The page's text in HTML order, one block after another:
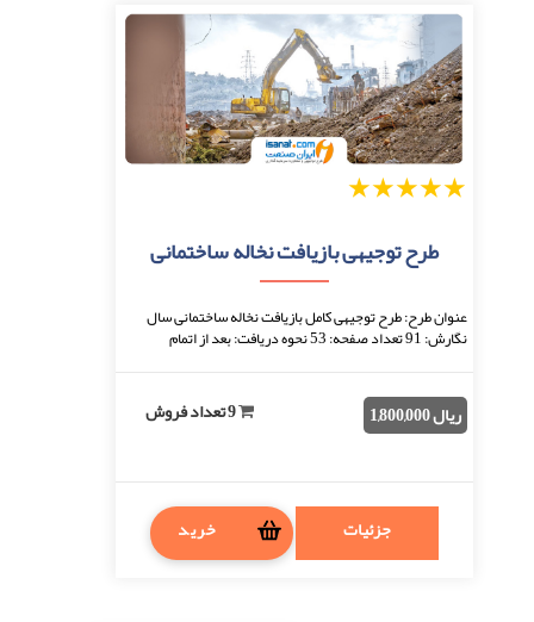
5
4
3
2
طرح توجیهی بازیافت نخاله ساختمانی
عنوان طرح: طرح توجیهی کامل بازیافت نخاله ساختمانی سال
نگارش: 91 تعداد صفحه: 53 نحوه دریافت: بعد از اتمام
ریال 1,800,000
جزئیات خرید